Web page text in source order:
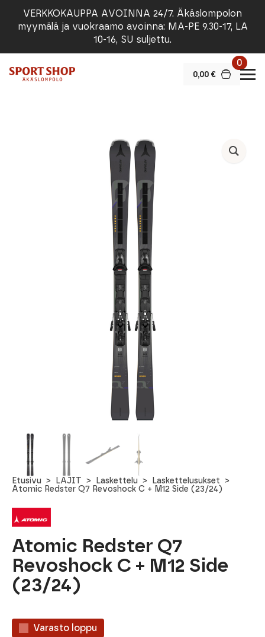
VERKKOKAUPPA AVOINNA 24/7. Äkäslompolon
myymälä ja vuokraamo avoinna: MA-PE 9.30-17, LA
10-16, SU suljettu.
0,00 €
0
Etusivu LAJIT Laskettelu
Laskettelusukset
Atomic Redster Q7 Revoshock C + M12 Side (23/24)
Atomic Redster Q7
Revoshock C + M12 Side
(23/24)
Varasto loppu